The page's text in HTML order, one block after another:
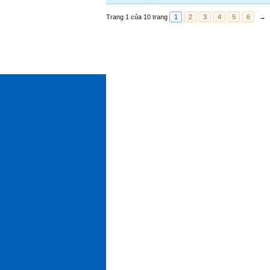
Trang 1 của 10 trang 1 2 3 4 5 6 →